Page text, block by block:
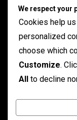
Política de
Cookies y
BUSCAR
We respect your
Cookies help
personalized
choose which
Customize.
All to decline